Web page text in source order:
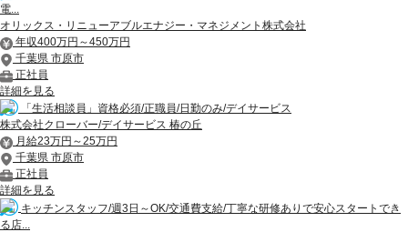
電...
オリックス・リニューアブルエナジー・マネジメント株式会社
年収400万円～450万円
千葉県 市原市
正社員
詳細を見る
「生活相談員」資格必須/正職員/日勤のみ/デイサービス
株式会社クローバー/デイサービス 椿の丘
月給23万円～25万円
千葉県 市原市
正社員
詳細を見る
キッチンスタッフ/週3日～OK/交通費支給/丁寧な研修ありで安心スタートでき
る店...